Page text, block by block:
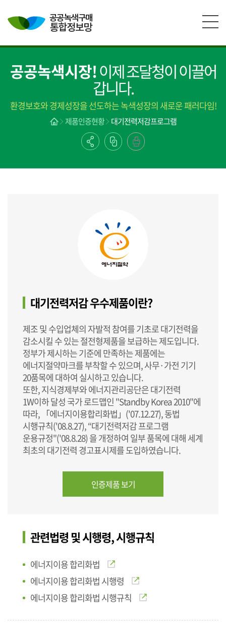
공공녹색시장!이제 조달청이 이끌어
갑니다.
환경보호와 경제성장을 선도하는 녹색성장의 새로운 패러다임!
제품인증현황 대기전력저감프로그램
대기전력저감 우수제품이란?
제조 및 수입업체의 자발적 참여를 기초로 대기전력을
감소시킬 수 있는 절전형제품을 보급하는 제도입니다.
정부가 제시하는 기준에 만족하는 제품에는
에너지절약마크를 부착할 수 있으며, 사무·가전 기기
20품목에 대하여 실시하고 있습니다.
또한, 지식경제부와 에너지관리공단은 대기전력
1W이하 달성 국가 로드맵인 "Standby Korea 2010"에
따라, 「에너지이용합리화법」('07.12.27), 동법
시행규칙('08.8.27), “대기전력저감 프로그램
운용규정"('08.8.28) 을 개정하여 일부 품목에 대해 세계
최초의 대기전력 경고표시제를 도입하였습니다.
인증제품 보기
관련법령 및 시행령, 시행규칙
에너지이용 합리화법
에너지이용 합리화법 시행령
에너지이용 합리화법 시행규칙